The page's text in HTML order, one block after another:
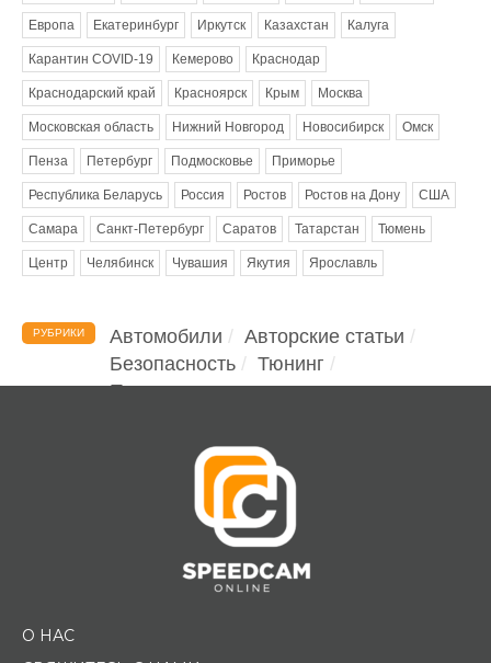
Европа Екатеринбург Иркутск Казахстан Калуга
Карантин COVID-19 Кемерово Краснодар
Краснодарский край Красноярск Крым Москва
Московская область Нижний Новгород Новосибирск Омск
Пенза Петербург Подмосковье Приморье
Республика Беларусь Россия Ростов Ростов на Дону США
Самара Санкт-Петербург Саратов Татарстан Тюмень
Центр Челябинск Чувашия Якутия Ярославль
РУБРИКИ Автомобили
Авторские статьи
Безопасность
Тюнинг
Помощь водителю
О НАС